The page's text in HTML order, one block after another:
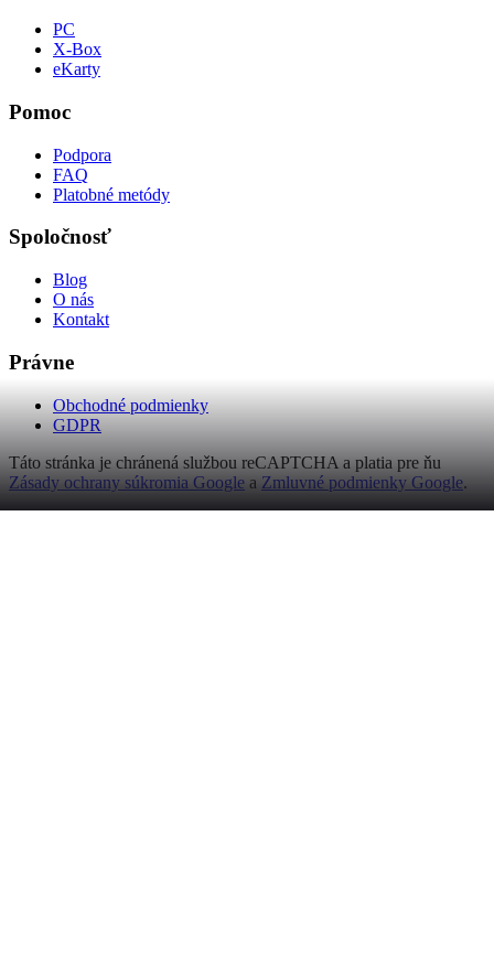
PC
X-Box
eKarty
Pomoc
Podpora
FAQ
Platobné metódy
Spoločnosť
Blog
O nás
Kontakt
Právne
Obchodné podmienky
GDPR
Táto stránka je chránená službou reCAPTCHA a platia pre ňu
Zásady ochrany súkromia Google a Zmluvné podmienky Google.